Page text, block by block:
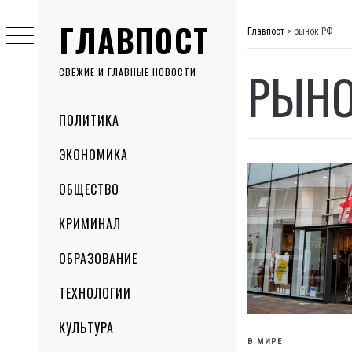
ГЛАВПОСТ
СВЕЖИЕ И ГЛАВНЫЕ НОВОСТИ
MenuПОЛИТИКА
ЭКОНОМИКА
ОБЩЕСТВО
КРИМИНАЛ
ОБРАЗОВАНИЕ
ТЕХНОЛОГИИ
КУЛЬТУРА
to
content
Главпост > рынок РФ
В МИРЕ